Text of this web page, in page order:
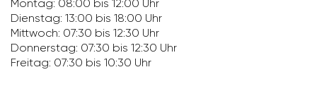
Montag: 08:00 bis 12:00 Uhr
Dienstag: 13:00 bis 18:00 Uhr
Mitt­woch: 07:30 bis 12:30 Uhr
Donnerstag: 07:30 bis 12:30 Uhr
Freitag: 07:30 bis 10:30 Uhr